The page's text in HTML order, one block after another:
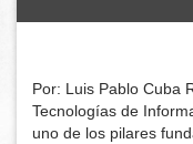
Por: Luis Pablo Cuba
Tecnologías de
uno de los pilares